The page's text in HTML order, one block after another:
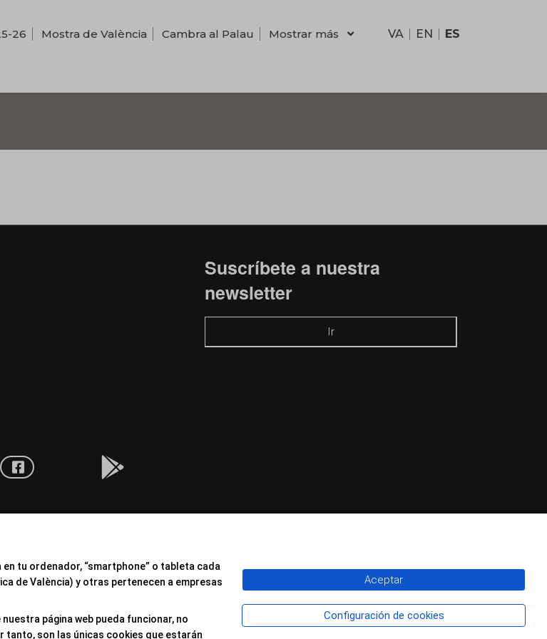
26 Mostra de València Cambra al Palau Mostrar más VA EN ES
Suscríbete a nuestra
newsletter
Ir
tu ordenador, “smartphone” o tableta cada
de València) y otras pertenecen a empresas
página web pueda funcionar, no
son las únicas cookies que estarán
Aceptar
Configuración de cookies